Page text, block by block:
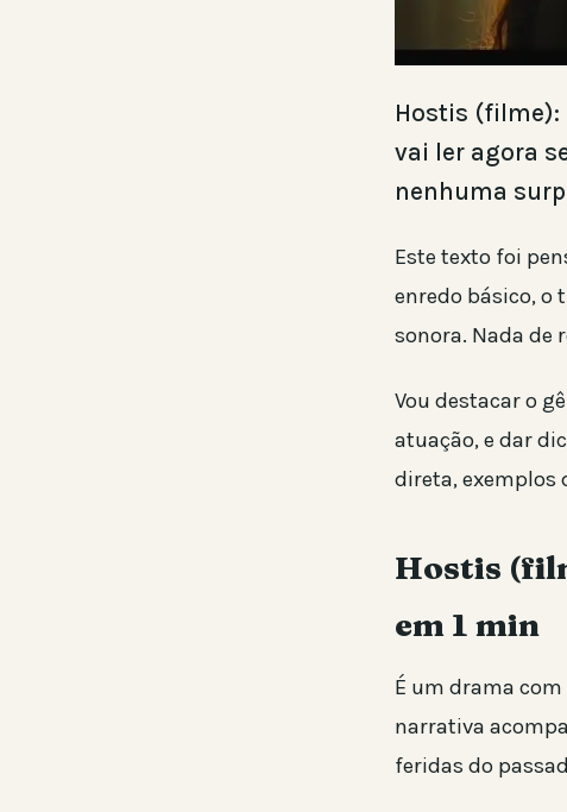
Hostis (filme):
vai ler agora
nenhuma
Este texto foi
enredo básico, o
sonora. Nada de
Vou destacar o
atuação, e dar
direta, exemplos
Hostis
em 1 min
É um drama
narrativa
feridas do